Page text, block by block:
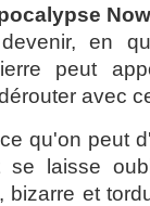
Now
en
peut
avec
qu'on peut
se laisse
bizarre et